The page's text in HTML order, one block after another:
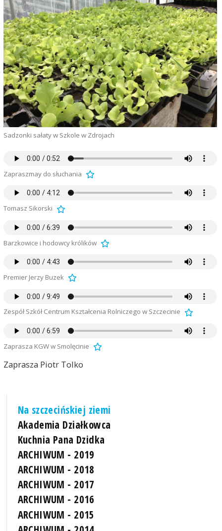
Sadzonki sałaty w Szkole w Zdrojach
Zapraszmay do słuchania
Tomasz Sikorski
Barzkowice i hodowcy królików
Premier Jerzy Buzek
Zespół Szkół Centrum Kształcenia Rolniczego w Szczecinie
Zaprasza KGW w Smolęcinie
Zaprasza Piotr Tolko
Na szczecińskiej ziemi
Akademia Działkowca
Kuchnia Pana Dzidka
ARCHIWUM - 2019
ARCHIWUM - 2018
ARCHIWUM - 2017
ARCHIWUM - 2016
ARCHIWUM - 2015